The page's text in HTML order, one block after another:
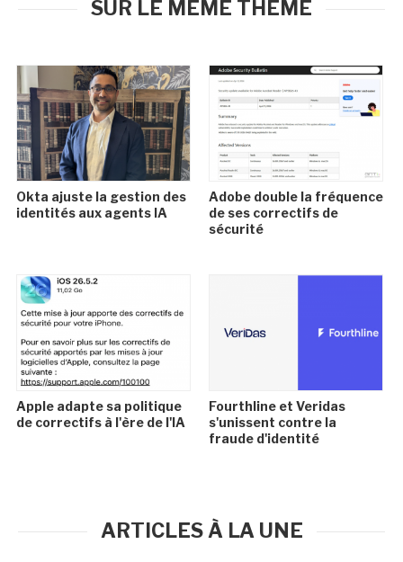
SUR LE MÊME THÈME
Okta ajuste la gestion des
identités aux agents IA
Adobe double la fréquence
de ses correctifs de
sécurité
Apple adapte sa politique
de correctifs à l'ère de l'IA
Fourthline et Veridas
s'unissent contre la
fraude d'identité
ARTICLES À LA UNE